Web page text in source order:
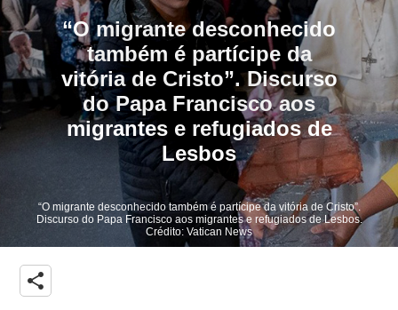
“O migrante desconhecido
também é partícipe da
vitória de Cristo”. Discurso
do Papa Francisco aos
migrantes e refugiados de
Lesbos
“O migrante desconhecido também é partícipe da vitória de Cristo”.
Discurso do Papa Francisco aos migrantes e refugiados de Lesbos.
Crédito: Vatican News
share